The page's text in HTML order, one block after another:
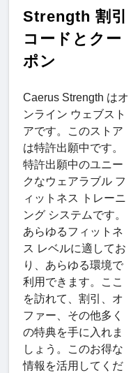
Strength 割引
コードとクー
ポン
Caerus Strength はオ
ンライン ウェブスト
アです。このストア
は特許出願中です。
特許出願中のユニー
クなウェアラブル フ
ィットネス トレーニ
ング システムです。
あらゆるフィットネ
ス レベルに適してお
り、あらゆる環境で
利用できます。ここ
を訪れて、割引、オ
ファー、その他多く
の特典を手に入れま
しょう。このお得な
情報を活用してくだ